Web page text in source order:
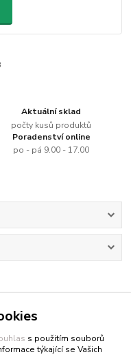
Aktuální sklad
počty kusů produktů
Poradenství online
po - pá 9.00 - 17.00
s použitím souborů
týkající se Vašich